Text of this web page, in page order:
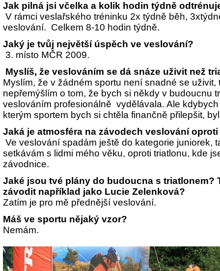
Jak pilná jsi včelka a kolik hodin týdně
V rámci veslařského tréninku 2x týdně běh,
veslování. Celkem 8-10 hodin týdně.
Jaký je tvůj největší úspěch ve veslování?
3. místo MČR 2009.
Myslíš, že veslováním se dá snáze uživit než
Myslím, že v žádném sportu není snadné se uživit,
nepřemýšlím o tom, že bych si někdy v budoucnu
veslováním profesionálně vydělávala. Ale
kterým sportem bych si chtěla finančně přilepšit,
Jaká je atmosféra na závodech veslování
Ve veslování spadám ještě do kategorie juniorek,
setkávám s lidmi mého věku, oproti triatlonu, kde
závodnice.
Jaké jsou tvé plány do budoucna s triatlonem?
závodit například jako Lucie Zelenková?
Zatím je pro mě přednější veslování.
Máš ve sportu nějaký vzor?
Nemám.